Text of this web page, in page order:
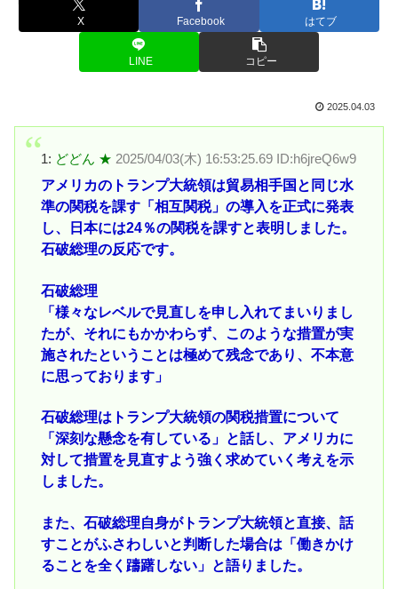
X Facebook はてブ
LINE コピー
2025.04.03
1: どどん ★ 2025/04/03(木) 16:53:25.69 ID:h6jreQ6w9
アメリカのトランプ大統領は貿易相手国と同じ水
準の関税を課す「相互関税」の導入を正式に発表
し、日本には24％の関税を課すと表明しました。
石破総理の反応です。
石破総理
「様々なレベルで見直しを申し入れてまいりまし
たが、それにもかかわらず、このような措置が実
施されたということは極めて残念であり、不本意
に思っております」
石破総理はトランプ大統領の関税措置について
「深刻な懸念を有している」と話し、アメリカに
対して措置を見直すよう強く求めていく考えを示
しました。
また、石破総理自身がトランプ大統領と直接、話
すことがふさわしいと判断した場合は「働きかけ
ることを全く躊躇しない」と語りました。